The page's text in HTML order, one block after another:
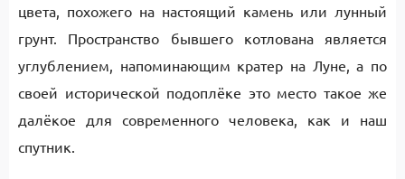
цвета, похожего на настоящий камень или лунный
грунт. Пространство бывшего котлована является
углублением, напоминающим кратер на Луне, а по
своей исторической подоплёке это место такое же
далёкое для современного человека, как и наш
спутник.